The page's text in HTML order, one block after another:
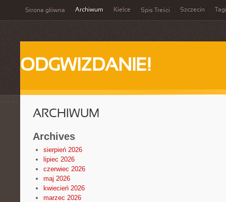
Strona główna Archiwum Kielce Spis Treści Szczecin Tagi
ODGWIZDANIE!
ARCHIWUM
Archives
sierpień 2026
lipiec 2026
czerwiec 2026
maj 2026
kwiecień 2026
marzec 2026